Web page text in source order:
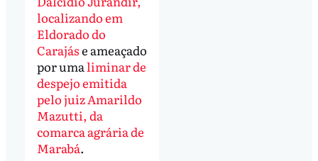
localizando em
Eldorado do
Carajáse ameaçado
por umaliminar de
despejo emitida
pelo juiz Amarildo
Mazutti, da
comarca agrária de
Marabá.